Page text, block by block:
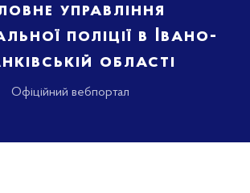
управління
поліції в Івано-
області
Офіційний вебпортал